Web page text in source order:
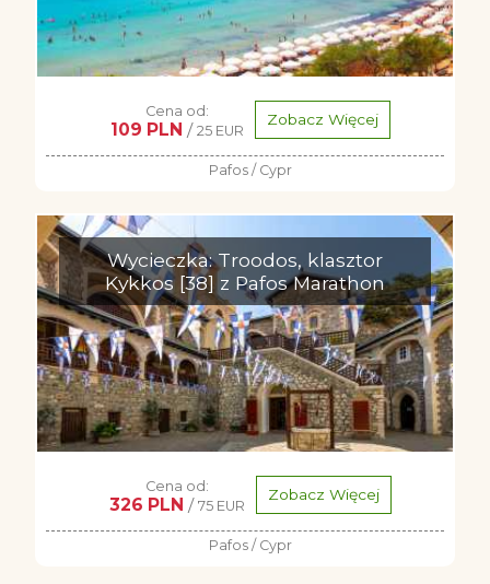
Cena od:
109 PLN / 25 EUR
Zobacz Więcej
Pafos / Cypr
Wycieczka: Troodos, klasztor
Kykkos [38] z Pafos Marathon
Cena od:
326 PLN / 75 EUR
Zobacz Więcej
Pafos / Cypr